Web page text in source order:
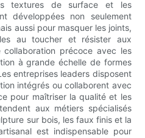
textures de surface et les
développées non seulement
aussi pour masquer les joints,
au toucher et résister aux
précoce avec les
à grande échelle de formes
entreprises leaders disposent
intégrés ou collaborent avec
pour maîtriser la qualité et les
aux métiers spécialisés
sur bois, les faux finis et la
est indispensable pour